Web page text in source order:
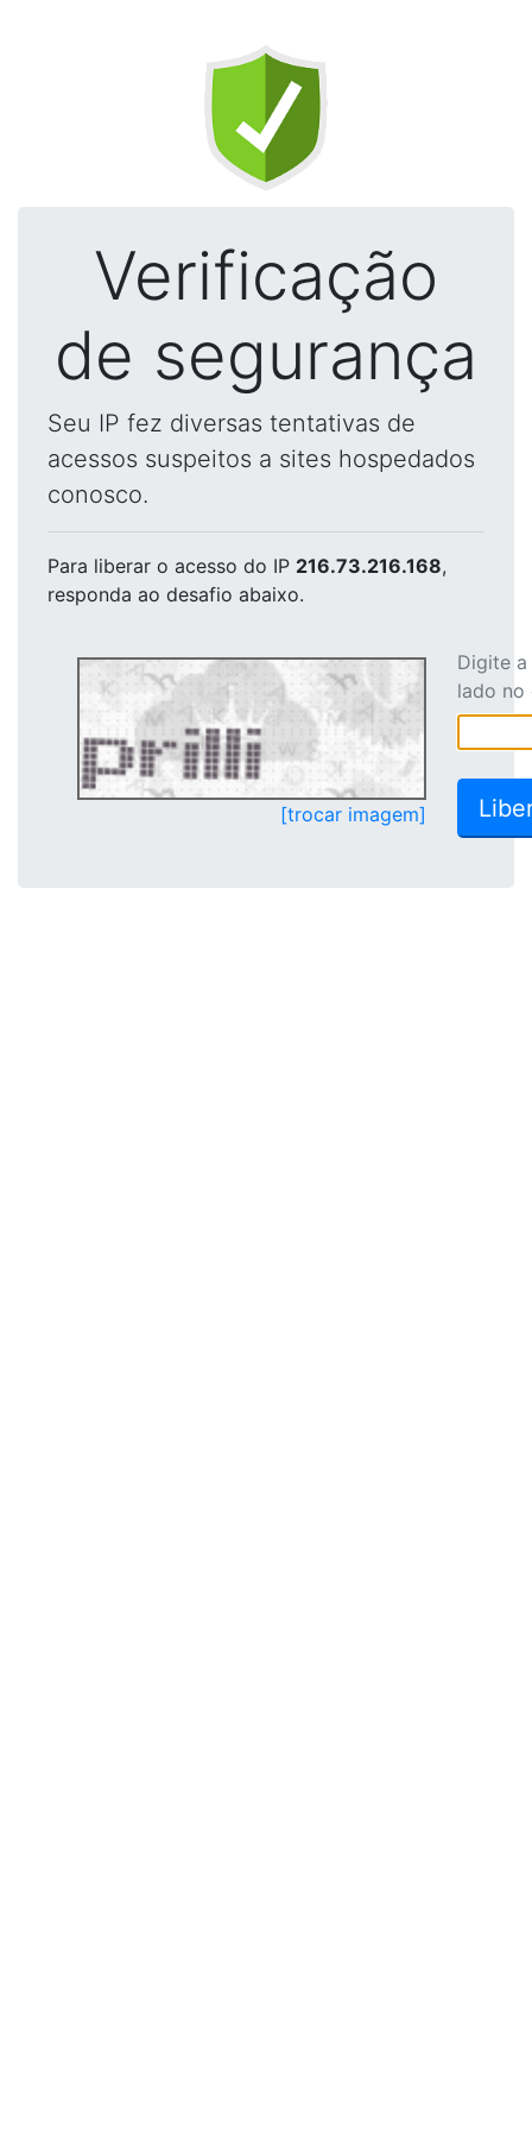
Verificação
de segurança
Seu IP fez diversas tentativas de
acessos suspeitos a sites hospedados
conosco.
Para liberar o acesso do IP 216.73.216.168,
responda ao desafio abaixo.
[trocar imagem]
Digite
lado no